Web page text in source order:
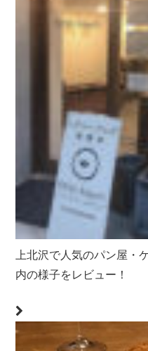
上北沢で人気のパン屋・
内の様子をレビュー！